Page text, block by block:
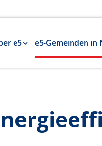
e5 e5-Gemeinden in